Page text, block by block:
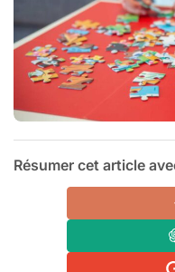
Résumer cet article